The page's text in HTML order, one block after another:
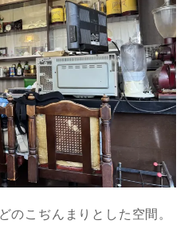
のこぢんまりとした空間。